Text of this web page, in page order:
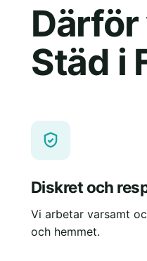
Därför
Städ i
Diskret och
Vi arbetar varsamt
och hemmet.